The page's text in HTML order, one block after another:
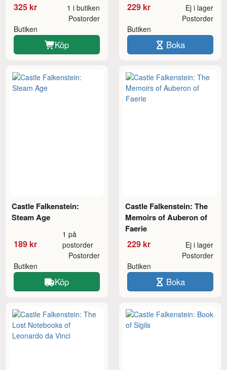
325 kr 1 i butiken
Butiken
Postorder
Köp
229 kr Ej i lager
Butiken
Postorder
Boka
Castle Falkenstein:
Steam Age
189 kr
1 på
postorder
Butiken
Postorder
Köp
Castle Falkenstein: The
Memoirs of Auberon of
Faerie
229 kr Ej i lager
Butiken
Postorder
Boka